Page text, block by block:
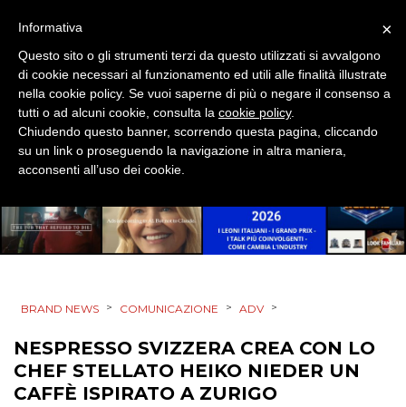
MOBILE
PROMOZIONI
PUNTI VENDITA
STRATEGIE
CINEMA
BRAND NEWS > COMUNICAZIONE > ADV >
NESPRESSO SVIZZERA CREA CON LO
CHEF STELLATO HEIKO NIEDER UN
CAFFÈ ISPIRATO A ZURIGO
×
Informativa
Questo sito o gli strumenti terzi da questo utilizzati si avvalgono
di cookie necessari al funzionamento ed utili alle finalità illustrate
nella cookie policy. Se vuoi saperne di più o negare il consenso a
tutti o ad alcuni cookie, consulta la cookie policy.
Chiudendo questo banner, scorrendo questa pagina, cliccando
su un link o proseguendo la navigazione in altra maniera,
acconsenti all’uso dei cookie.